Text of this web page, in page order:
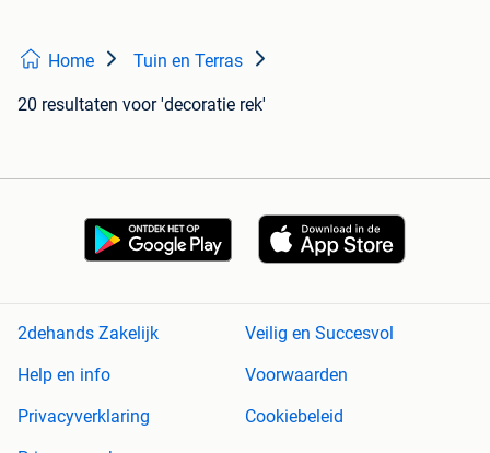
Home Tuin en Terras
20 resultaten voor 'decoratie rek'
2dehands Zakelijk
Veilig en Succesvol
Help en info
Voorwaarden
Privacyverklaring
Cookiebeleid